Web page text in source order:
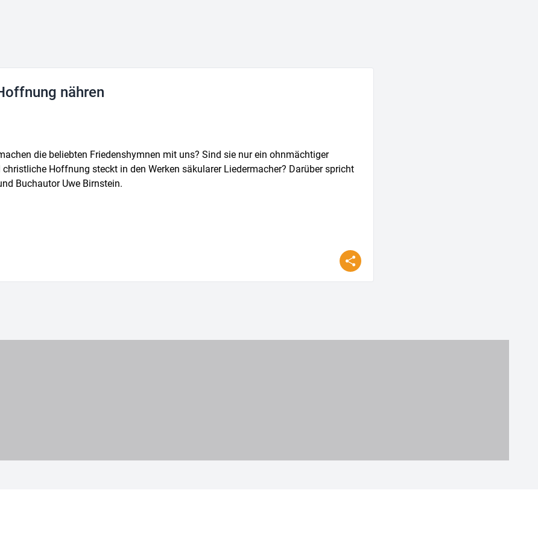
nähren
die beliebten Friedenshymnen mit uns? Sind sie nur ein ohnmächtiger
Hoffnung steckt in den Werken säkularer Liedermacher? Darüber spricht
Buchautor Uwe Birnstein.